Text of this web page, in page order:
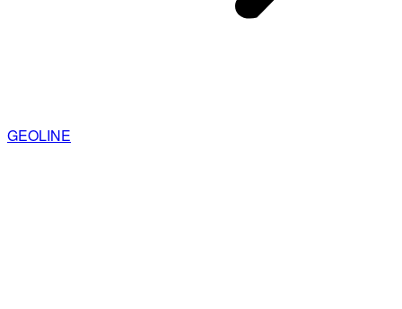
GEOLINE